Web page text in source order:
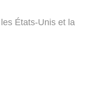
États-Unis et la